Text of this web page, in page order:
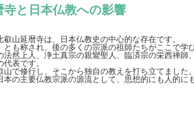
寺と日本仏教への影響
山延暦寺は、日本仏教史の中心的な存在です。
も称され、後の多くの宗派の祖師たちがここで学
法然上人、浄土真宗の親鸞聖人、臨済宗の栄西禅師
表です。
で修行し、そこから独自の教えを打ち立てました。
の主要仏教宗派の源流として、思想的にも人的に